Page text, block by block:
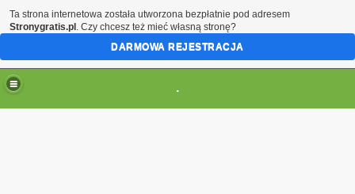
.
Ta strona internetowa została utworzona bezpłatnie pod adresem
Stronygratis.pl . Czy chcesz też mieć własną stronę?
DARMOWA REJESTRACJA